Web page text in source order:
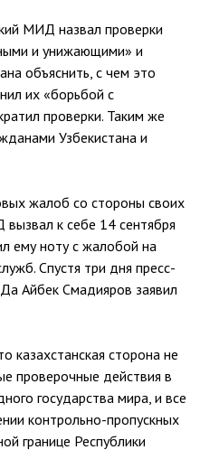
МИД назвал проверки
и унижающими» и
объяснить, с чем это
их «борьбой с
проверки. Таким же
Узбекистана и
жалоб со стороны своих
к себе 14 сентября
ему ноту с жалобой на
Спустя три дня пресс-
Айбек Смадияров заявил
казахстанская сторона не
проверочные действия в
государства мира, и все
контрольно-пропускных
границе Республики